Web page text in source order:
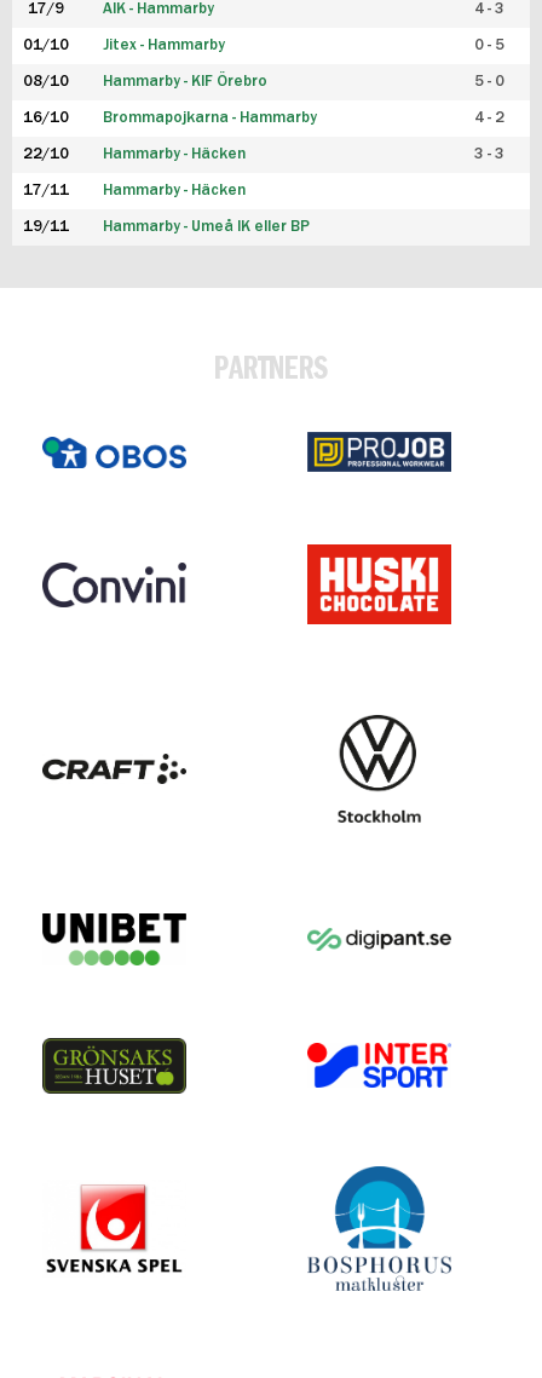
17/9 AIK - Hammarby 4 - 3
01/10 Jitex - Hammarby 0 - 5
08/10 Hammarby - KIF Örebro 5 - 0
16/10 Brommapojkarna - Hammarby 4 - 2
22/10 Hammarby - Häcken 3 - 3
17/11 Hammarby - Häcken
19/11 Hammarby - Umeå IK eller BP
PARTNERS